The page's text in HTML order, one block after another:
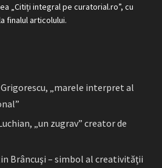
„Citiți integral pe curatorial.ro”, cu
finalul articolului.
Grigorescu, „marele interpret al
„un zugrav” creator de
Brâncuşi – simbol al creativităţii